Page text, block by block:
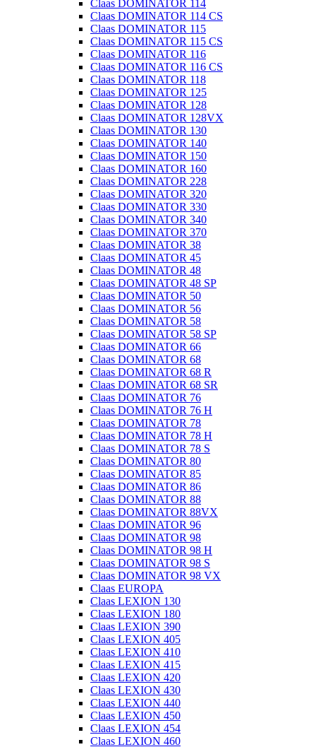
Claas DOMINATOR 114
Claas DOMINATOR 114 CS
Claas DOMINATOR 115
Claas DOMINATOR 115 CS
Claas DOMINATOR 116
Claas DOMINATOR 116 CS
Claas DOMINATOR 118
Claas DOMINATOR 125
Claas DOMINATOR 128
Claas DOMINATOR 128VX
Claas DOMINATOR 130
Claas DOMINATOR 140
Claas DOMINATOR 150
Claas DOMINATOR 160
Claas DOMINATOR 228
Claas DOMINATOR 320
Claas DOMINATOR 330
Claas DOMINATOR 340
Claas DOMINATOR 370
Claas DOMINATOR 38
Claas DOMINATOR 45
Claas DOMINATOR 48
Claas DOMINATOR 48 SP
Claas DOMINATOR 50
Claas DOMINATOR 56
Claas DOMINATOR 58
Claas DOMINATOR 58 SP
Claas DOMINATOR 66
Claas DOMINATOR 68
Claas DOMINATOR 68 R
Claas DOMINATOR 68 SR
Claas DOMINATOR 76
Claas DOMINATOR 76 H
Claas DOMINATOR 78
Claas DOMINATOR 78 H
Claas DOMINATOR 78 S
Claas DOMINATOR 80
Claas DOMINATOR 85
Claas DOMINATOR 86
Claas DOMINATOR 88
Claas DOMINATOR 88VX
Claas DOMINATOR 96
Claas DOMINATOR 98
Claas DOMINATOR 98 H
Claas DOMINATOR 98 S
Claas DOMINATOR 98 VX
Claas EUROPA
Claas LEXION 130
Claas LEXION 180
Claas LEXION 390
Claas LEXION 405
Claas LEXION 410
Claas LEXION 415
Claas LEXION 420
Claas LEXION 430
Claas LEXION 440
Claas LEXION 450
Claas LEXION 454
Claas LEXION 460